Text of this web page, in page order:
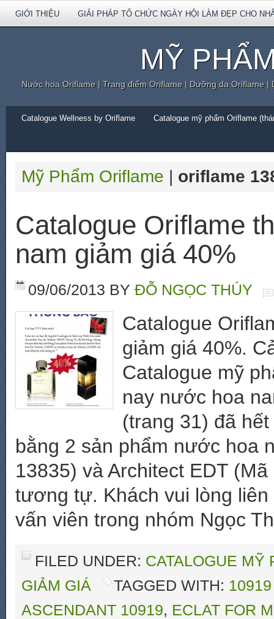
GIỚI THIỆU GIẢI PHÁP TỔ CHỨC NGÀY HỘI LÀM ĐẸP CHO
MỸ
Nước hoa Oriflame | Trang điểm Oriflame | Dưỡng da Oriflame
Catalogue Wellness by Oriflame Catalogue mỹ phẩm Oriflame
Mỹ Phẩm Oriflame | oriflame
Catalogue Oriflame
nam giảm giá 40%
09/06/2013 BY ĐỖ NGỌC THÚY
Catalogue
giảm giá 40%.
Catalogue mỹ
nay nước hoa
(trang 31) đã
bằng 2 sản phẩm nước hoa
13835) và Architect EDT
tương tự. Khách vui lòng
vấn viên trong nhóm Ngọc
FILED UNDER: CATALOGUE MỸ
GIẢM GIÁ
TAGGED WITH:
ASCENDANT 10919, ECLAT FOR